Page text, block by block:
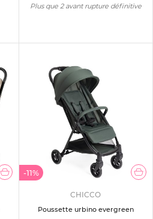
Plus que 2 avant rupture définitive
-11%
CHICCO
Poussette urbino evergreen